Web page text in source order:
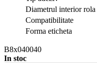
Diametrul interior rola
Compatibilitate
Forma eticheta
B8x040040
In stoc